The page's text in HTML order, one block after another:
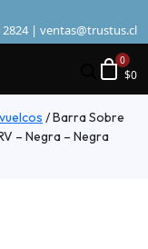
2824 | ventas@trustus.cl
$0
/Barra Sobre
– Negra – Negra